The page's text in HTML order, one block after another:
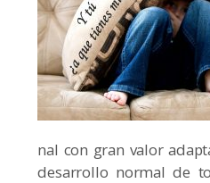
nal con gran valor
desarrollo normal de